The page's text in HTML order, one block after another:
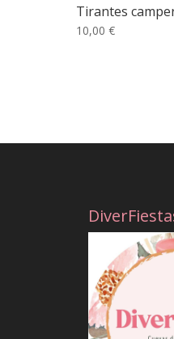
Tirantes
10,00 €